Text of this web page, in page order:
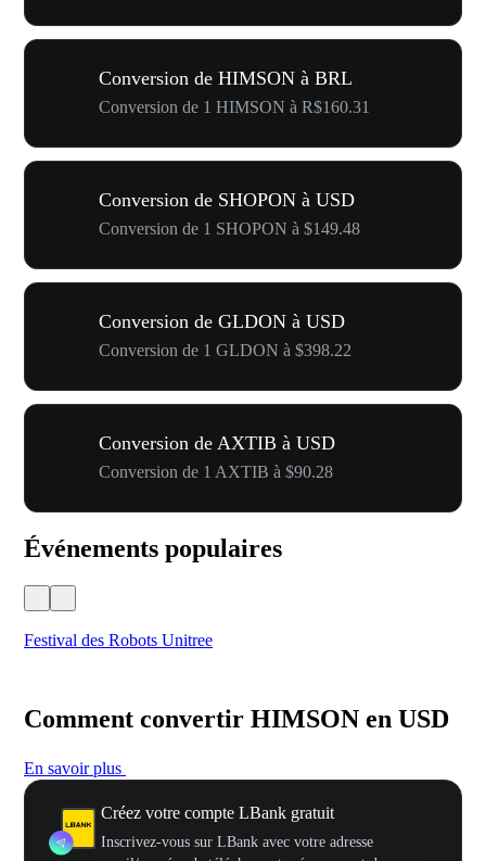
Conversion de HIMSON à BRL
Conversion de 1 HIMSON à R$160.31
Conversion de SHOPON à USD
Conversion de 1 SHOPON à $149.48
Conversion de GLDON à USD
Conversion de 1 GLDON à $398.22
Conversion de AXTIB à USD
Conversion de 1 AXTIB à $90.28
Événements populaires
Festival des Robots Unitree
Comment convertir HIMSON en USD
En savoir plus
Créez votre compte LBank gratuit
Inscrivez-vous sur LBank avec votre adresse